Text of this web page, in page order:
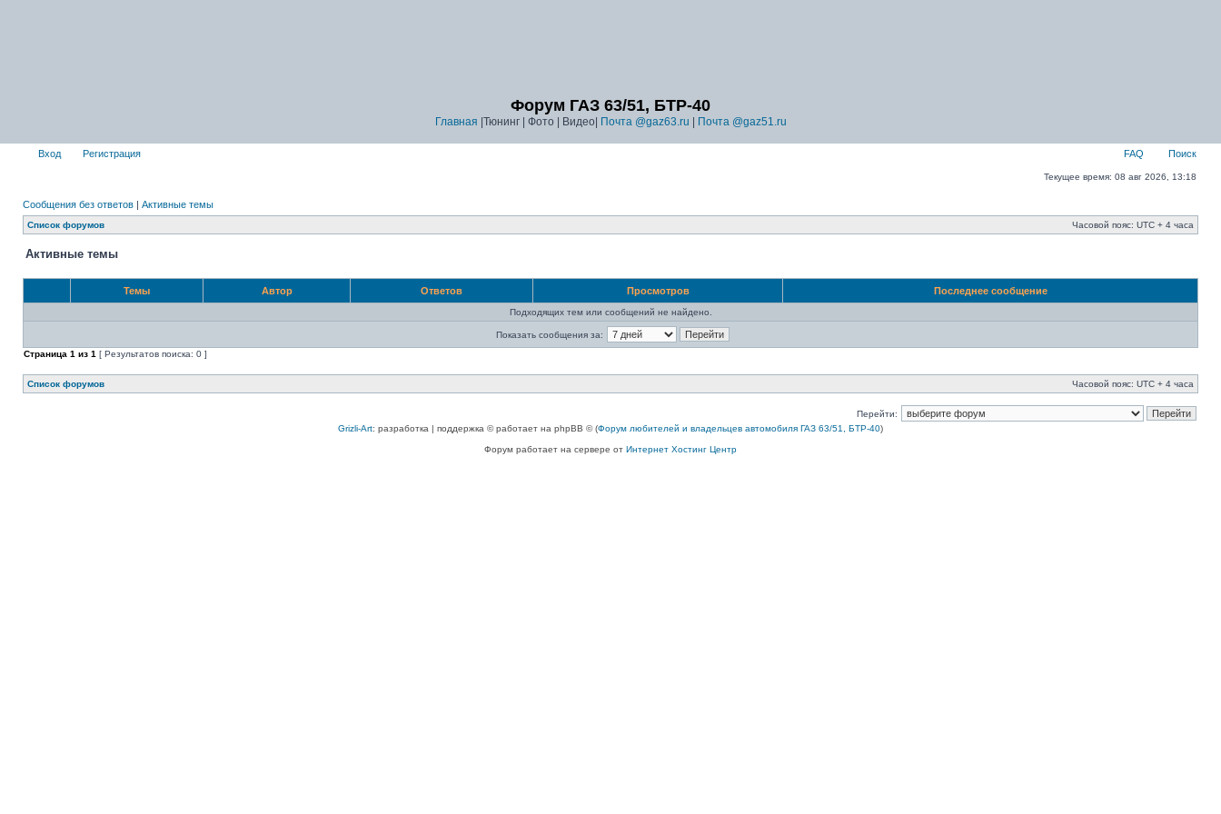
Форум ГАЗ 63/51, БТР-40
Главная |Тюнинг | Фото | Видео| Почта @gaz63.ru Почта @gaz51.ru
Вход Регистрация FAQ Поиск
Текущее время: 08 авг 2026, 13:18
Сообщения без ответов | Активные темы
Список форумов Часовой пояс: UTC + 4 часа
Активные темы
Темы Автор Ответов Просмотров Последнее сообщение
Подходящих тем или сообщений не найдено.
Показать сообщения за:
Страница 1 из 1 [ Результатов поиска: 0 ]
Список форумов Часовой пояс: UTC + 4 часа
Перейти:
Grizli-Art: разработка | поддержка © работает на phpBB © (Форум любителей и владельцев автомобиля ГАЗ 63/51, БТР-40)
Форум работает на сервере от Интернет Хостинг Центр